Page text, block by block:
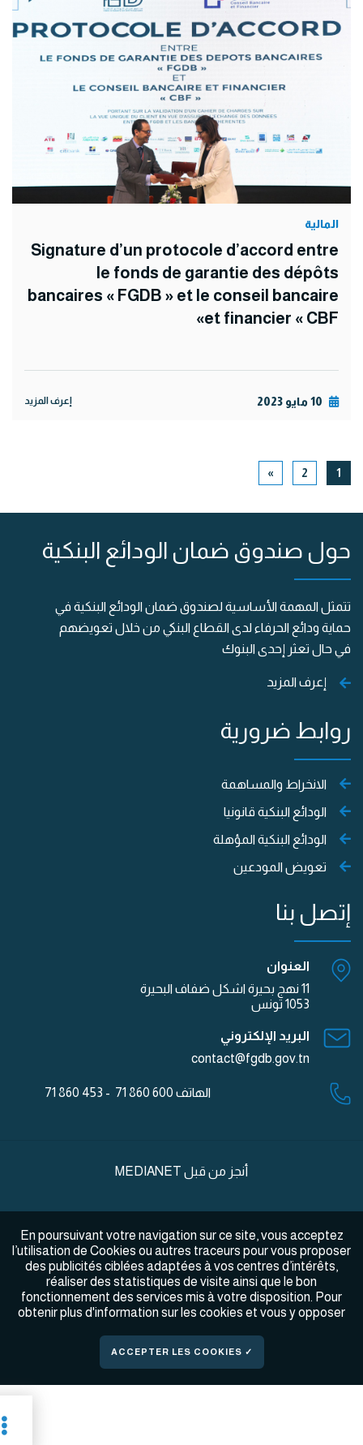
المالية
Signature d’un protocole d’accord entre
le fonds de garantie des dépôts
bancaires « FGDB » et le conseil bancaire
et financier « CBF»
10 مايو 2023 إعرف المزيد
NEXT
حول صندوق ضمان الودائع البنكية
تتمثل المهمة الأساسية لصندوق ضمان الودائع البنكية في
حماية ودائع الحرفاء لدى القطاع البنكي من خلال تعويضهم
في حال تعثر إحدى البنوك
إعرف المزيد
روابط ضرورية
الانخراط والمساهمة
الودائع البنكية قانونيا
الودائع البنكية المؤهلة
تعويض المودعين
إتصل بنا
العنوان
1053 تونس
البريد الإلكتروني
contact@fgdb.gov.tn
الهاتف600 860 71 - 453 860 71
أنجز من قبلMEDIANET
En poursuivant votre navigation sur ce site, vous acceptez
l’utilisation de Cookies ou autres traceurs pour vous proposer
des publicités ciblées adaptées à vos centres d’intérêts,
réaliser des statistiques de visite ainsi que le bon
fonctionnement des services mis à votre disposition. Pour
obtenir plus d'information sur les cookies et vous y opposer